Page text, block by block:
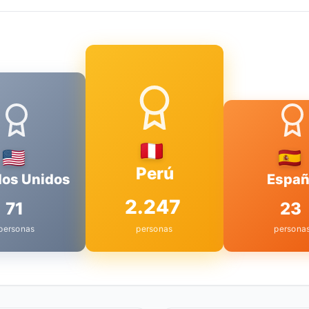
Unidos
71
Perú
2.247
personas
23